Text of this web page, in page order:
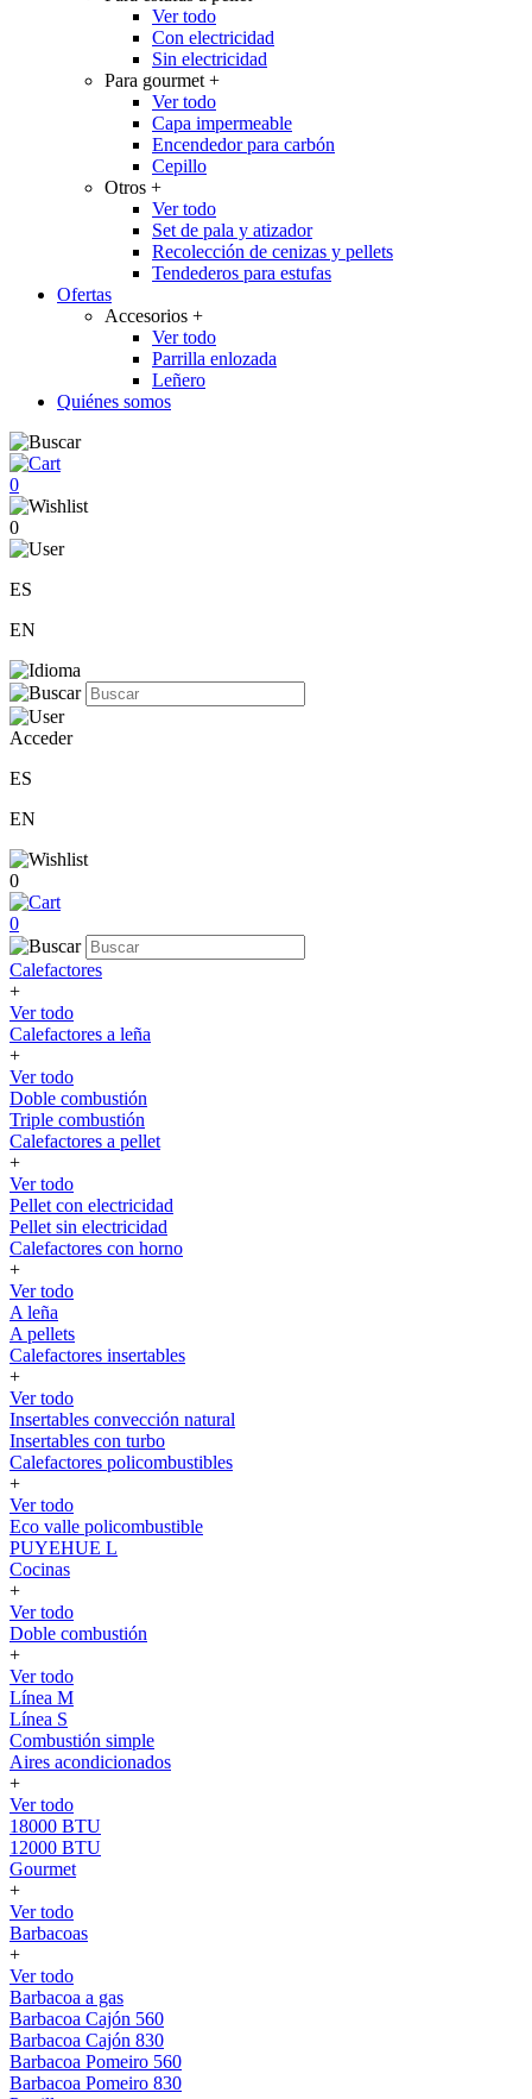
Ver todo
Con electricidad
Sin electricidad
Para gourmet +
Ver todo
Capa impermeable
Encendedor para carbón
Cepillo
Otros +
Ver todo
Set de pala y atizador
Recolección de cenizas y pellets
Tendederos para estufas
Ofertas
Accesorios +
Ver todo
Parrilla enlozada
Leñero
Quiénes somos
0
0
ES
EN
Acceder
ES
EN
0
0
Calefactores
+
Ver todo
Calefactores a leña
+
Ver todo
Doble combustión
Triple combustión
Calefactores a pellet
+
Ver todo
Pellet con electricidad
Pellet sin electricidad
Calefactores con horno
+
Ver todo
A leña
A pellets
Calefactores insertables
+
Ver todo
Insertables convección natural
Insertables con turbo
Calefactores policombustibles
+
Ver todo
Eco valle policombustible
PUYEHUE L
Cocinas
+
Ver todo
Doble combustión
+
Ver todo
Línea M
Línea S
Combustión simple
Aires acondicionados
+
Ver todo
18000 BTU
12000 BTU
Gourmet
+
Ver todo
Barbacoas
+
Ver todo
Barbacoa a gas
Barbacoa Cajón 560
Barbacoa Cajón 830
Barbacoa Pomeiro 560
Barbacoa Pomeiro 830